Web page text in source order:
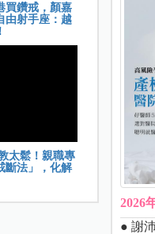
買鑽戒，顏嘉
由射手座：越
太鬆！親職專
斷法」，化解
2026
● 謝